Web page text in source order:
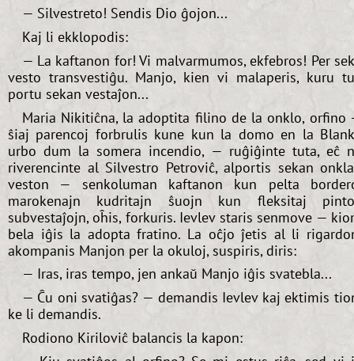
— Silvestreto! Sendis Dio ĝojon...
Kaj li ekklopodis:
— La kaftanon for! Vi malvarmumos, ekfebros! Per
vesto transvestiĝu. Manjo, kien vi malaperis, kuru
portu sekan vestaĵon...
Maria Nikitiĉna, la adoptita filino de la onklo, orfino
ŝiaj parencoj forbrulis kune kun la domo en la
urbo dum la somera incendio, — ruĝiĝinte tuta, eĉ
riverencinte al Silvestro Petroviĉ, alportis sekan
veston — senkoluman kaftanon kun pelta
marokenajn kudritajn ŝuojn kun fleksitaj
subvestaĵojn, oĥis, forkuris. Ievlev staris senmove —
bela iĝis la adopta fratino. La oĉjo ĵetis al li
akompanis Manjon per la okuloj, suspiris, diris:
— Iras, iras tempo, jen ankaŭ Manjo iĝis svatebla...
— Ĉu oni svatiĝas? — demandis Ievlev kaj ektimis
ke li demandis.
Rodiono Kiriloviĉ balancis la kapon: